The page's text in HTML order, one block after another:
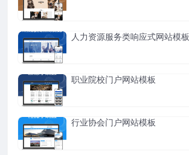
人力资源服务类响应式网站模板
职业院校门户网站模板
行业协会门户网站模板